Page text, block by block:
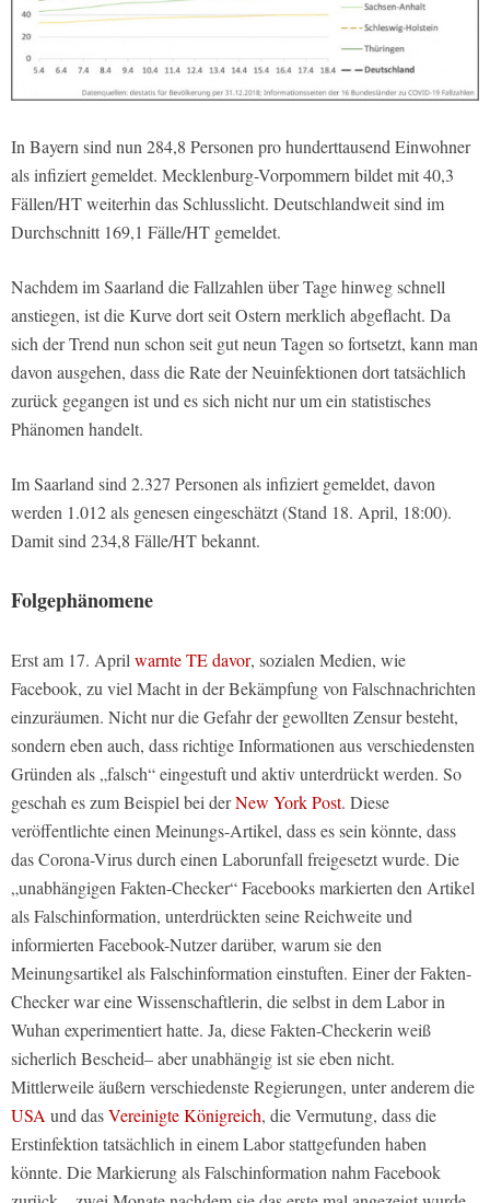
In Bayern sind nun 284,8 Personen pro hunderttausend Einwohner
als infiziert gemeldet. Mecklenburg-Vorpommern bildet mit 40,3
Fällen/HT weiterhin das Schlusslicht. Deutschlandweit sind im
Durchschnitt 169,1 Fälle/HT gemeldet.
Nachdem im Saarland die Fallzahlen über Tage hinweg schnell
anstiegen, ist die Kurve dort seit Ostern merklich abgeflacht. Da
sich der Trend nun schon seit gut neun Tagen so fortsetzt, kann man
davon ausgehen, dass die Rate der Neuinfektionen dort tatsächlich
zurück gegangen ist und es sich nicht nur um ein statistisches
Phänomen handelt.
Im Saarland sind 2.327 Personen als infiziert gemeldet, davon
werden 1.012 als genesen eingeschätzt (Stand 18. April, 18:00).
Damit sind 234,8 Fälle/HT bekannt.
Folgephänomene
Erst am 17. Aprilwarnte TE davor, sozialen Medien, wie
Facebook, zu viel Macht in der Bekämpfung von Falschnachrichten
einzuräumen. Nicht nur die Gefahr der gewollten Zensur besteht,
sondern eben auch, dass richtige Informationen aus verschiedensten
Gründen als „falsch“ eingestuft und aktiv unterdrückt werden. So
geschah es zum Beispiel bei derNew York Post. Diese
veröffentlichte einen Meinungs-Artikel, dass es sein könnte, dass
das Corona-Virus durch einen Laborunfall freigesetzt wurde. Die
„unabhängigen Fakten-Checker“ Facebooks markierten den Artikel
als Falschinformation, unterdrückten seine Reichweite und
informierten Facebook-Nutzer darüber, warum sie den
Meinungsartikel als Falschinformation einstuften. Einer der Fakten-
Checker war eine Wissenschaftlerin, die selbst in dem Labor in
Wuhan experimentiert hatte. Ja, diese Fakten-Checkerin weiß
sicherlich Bescheid– aber unabhängig ist sie eben nicht.
Mittlerweile äußern verschiedenste Regierungen, unter anderem die
USAund dasVereinigte Königreich, die Vermutung, dass die
Erstinfektion tatsächlich in einem Labor stattgefunden haben
könnte. Die Markierung als Falschinformation nahm Facebook